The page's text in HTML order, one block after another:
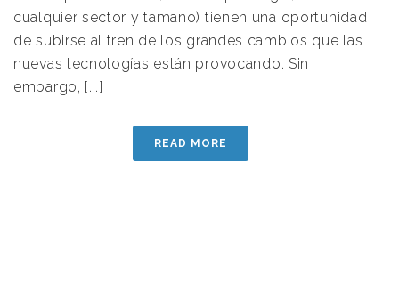
cualquier sector y tamaño) tienen una oportunidad
de subirse al tren de los grandes cambios que las
nuevas tecnologías están provocando. Sin
embargo, [...]
READ MORE